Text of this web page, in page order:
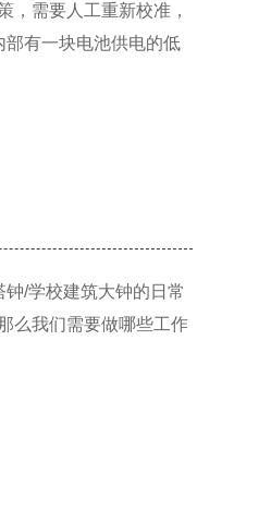
，需要人工重新校准，
有一块电池供电的低
/学校建筑大钟的日常
么我们需要做哪些工作